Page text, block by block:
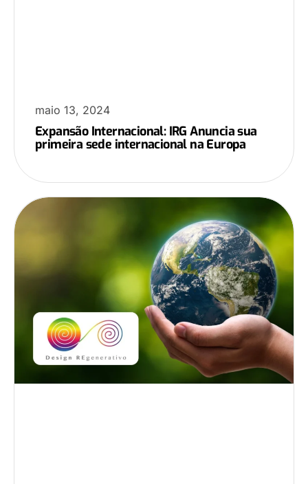
maio 13, 2024
Expansão Internacional: IRG Anuncia sua
primeira sede internacional na Europa